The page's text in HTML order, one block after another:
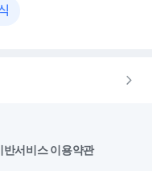
반서비스 이용약관